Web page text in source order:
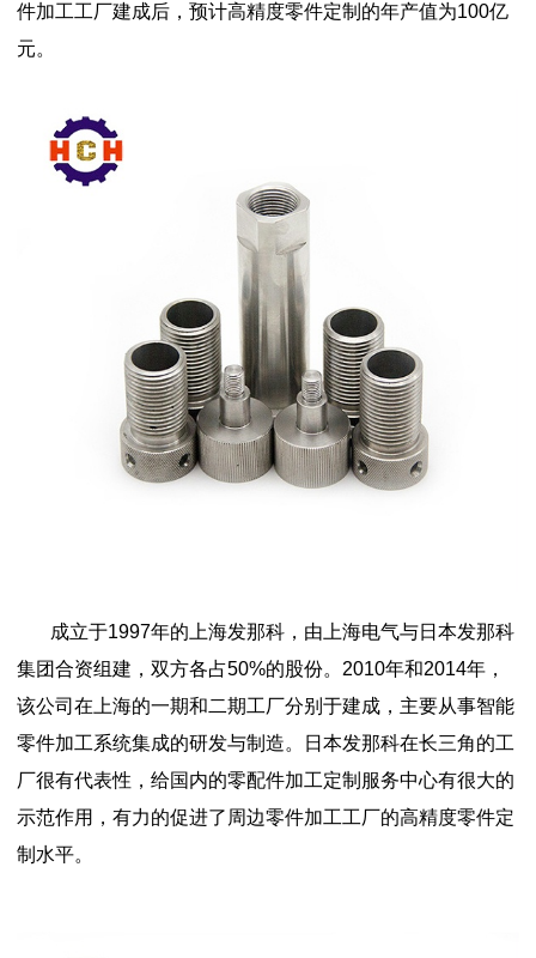
件加工工厂建成后，预计高精度零件定制的年产值为100亿
元。
成立于1997年的上海发那科，由上海电气与日本发那科
集团合资组建，双方各占50%的股份。2010年和2014年，
该公司在上海的一期和二期工厂分别于建成，主要从事智能
零件加工系统集成的研发与制造。日本发那科在长三角的工
厂很有代表性，给国内的零配件加工定制服务中心有很大的
示范作用，有力的促进了周边零件加工工厂的高精度零件定
制水平。